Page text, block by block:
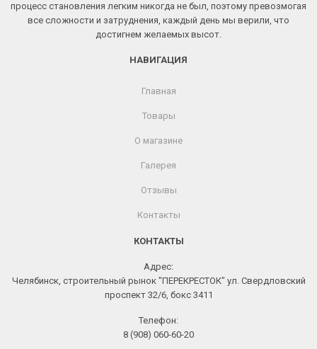
процесс становления легким никогда не был, поэтому превозмогая
все сложности и затруднения, каждый день мы верили, что
достигнем желаемых высот.
НАВИГАЦИЯ
Главная
Товары
О магазине
Галерея
Отзывы
Контакты
КОНТАКТЫ
Адрес:
Челябинск, строительный рынок "ПЕРЕКРЕСТОК" ул. Свердловский
проспект 32/6, бокс 3411
Телефон:
8 (908) 060-60-20